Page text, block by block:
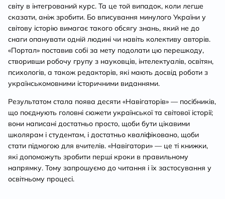
світу в інтегрований курс. Та це той випадок, коли легше
сказати, аніж зробити. Бо вписування минулого України у
світову історію вимагає такого обсягу знань, який не до
снаги опанувати одній людині чи навіть колективу авторів.
«Портал» поставив собі за мету подолати цю перешкоду,
створивши робочу групу з науковців, інтелектуалів, освітян,
психологів, а також редакторів, які мають досвід роботи з
українськомовними історичними виданнями.
Результатом стала поява десяти «Навігаторів» — посібників,
що поєднують головні сюжети української та світової історії;
вони написані достатньо просто, щоби бути цікавими
школярам і студентам, і достатньо кваліфіковано, щоби
стати підмогою для вчителів. «Навігатори» — це ті книжки,
які допоможуть зробити перші кроки в правильному
напрямку. Тому запрошуємо до читання і їх застосування у
освітньому процесі.